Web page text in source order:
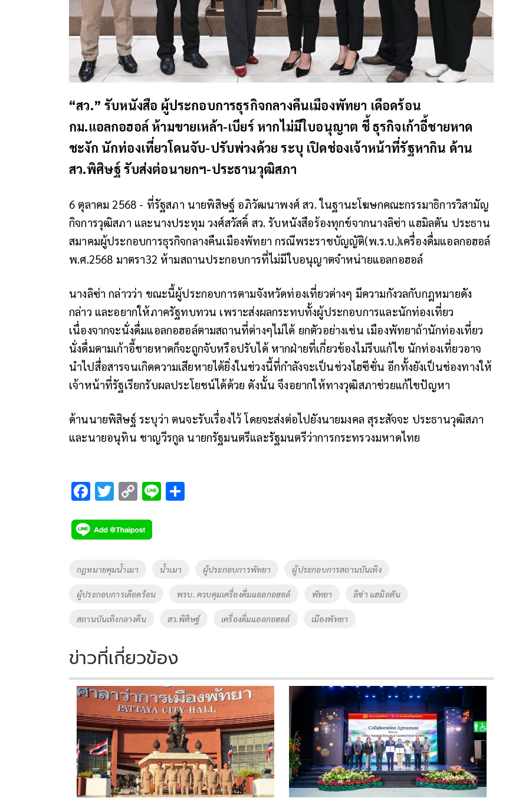
“สว.” รับหนังสือ ผู้ประกอบการธุรกิจกลางคืนเมืองพัทยา เดือดร้อน
กม.แอลกอฮอล์ ห้ามขายเหล้า-เบียร์ หากไม่มีใบอนุญาต ชี้ ธุรกิจเก้าอี้ชายหาด
ชะงัก นักท่องเที่ยวโดนจับ-ปรับพ่วงด้วย ระบุ เปิดช่องเจ้าหน้าที่รัฐหากิน ด้าน
สว.พิศิษฐ์ รับส่งต่อนายกฯ-ประธานวุฒิสภา
6 ตุลาคม 2568 - ที่รัฐสภา นายพิสิษฐ์ อภิวัฒนาพงศ์ สว. ในฐานะโฆษกคณะกรรมาธิการวิสามัญ
กิจการวุฒิสภา และนางประทุม วงศ์สวัสดิ์ สว. รับหนังสือร้องทุกข์จากนางลิซ่า แฮมิลตัน ประธาน
สมาคมผู้ประกอบการธุรกิจกลางคืนเมืองพัทยา กรณีพระราชบัญญัติ(พ.ร.บ.)เครื่องดื่มแอลกอฮอล์
พ.ศ.2568 มาตรา32 ห้ามสถานประกอบการที่ไม่มีใบอนุญาตจำหน่ายแอลกอฮอล์
นางลิซ่า กล่าวว่า ขณะนี้ผู้ประกอบการตามจังหวัดท่องเที่ยวต่างๆ มีความกังวลกับกฎหมายดัง
กล่าว และอยากให้ภาครัฐทบทวน เพราะส่งผลกระทบทั้งผู้ประกอบการและนักท่องเที่ยว
เนื่องจากจะนั่งดื่มแอลกอฮอล์ตามสถานที่ต่างๆไม่ได้ ยกตัวอย่างเช่น เมืองพัทยาถ้านักท่องเที่ยว
นั่งดื่มตามเก้าอี้ชายหาดก็จะถูกจับหรือปรับได้ หากฝ่ายที่เกี่ยวข้องไม่รีบแก้ไข นักท่องเที่ยวอาจ
นำไปสื่อสารจนเกิดความเสียหายได้ยิ่งในช่วงนี้ที่กำลังจะเป็นช่วงไฮซีซั่น อีกทั้งยังเป็นช่องทางให้
เจ้าหน้าที่รัฐเรียกรับผลประโยชน์ได้ด้วย ดังนั้น จึงอยากให้ทางวุฒิสภาช่วยแก้ไขปัญหา
ด้านนายพิสิษฐ์ ระบุว่า ตนจะรับเรื่องไว้ โดยจะส่งต่อไปยังนายมงคล สุระสัจจะ ประธานวุฒิสภา
และนายอนุทิน ชาญวีรกูล นายกรัฐมนตรีและรัฐมนตรีว่าการกระทรวงมหาดไทย
F
e
b
o
k
T
tt
er
C
p
y
Li
n
k
Li
Tags
กฎหมายคุมน้ำเมา น้ำเมา ผู้ประกอบการพัทยา ผู้ประกอบการสถานบันเทิง
ผู้ประกอบการเดือดร้อน พรบ. ควบคุมเครื่องดื่มแอลกอฮอล์ พัทยา ลิซ่า แฮมิลตัน
สถานบันเทิงกลางคืน สว.พิศิษฐ์ เครื่องดื่มแอลกอฮอล์ เมืองพัทยา
ข่าวที่เกี่ยวข้อง